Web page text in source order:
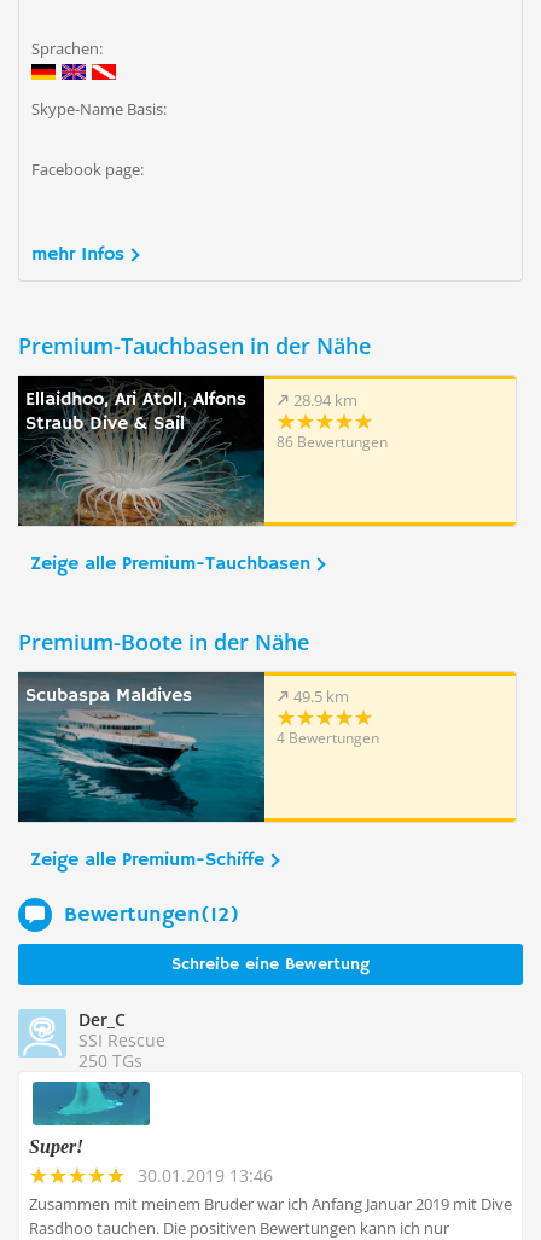
Sprachen:
Skype-Name Basis:
Facebook page:
mehr Infos
Premium-Tauchbasen in der Nähe
Ellaidhoo, Ari Atoll, Alfons
Straub Dive & Sail
28.94 km
86 Bewertungen
Zeige alle Premium-Tauchbasen
Premium-Boote in der Nähe
Scubaspa Maldives 49.5 km
4 Bewertungen
Zeige alle Premium-Schiffe
Bewertungen(12)
Schreibe eine Bewertung
Der_C
SSI Rescue
250 TGs
Super!
30.01.2019 13:46
Zusammen mit meinem Bruder war ich Anfang Januar 2019 mit Dive
Rasdhoo tauchen. Die positiven Bewertungen kann ich nur